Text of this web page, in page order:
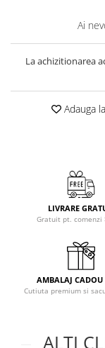
Ai
La achizitionarea
Adauga
LIVRARE
Gratuit pt. comenzi
AMBALAJ CADOU
Cutiuta premium si
ALTI